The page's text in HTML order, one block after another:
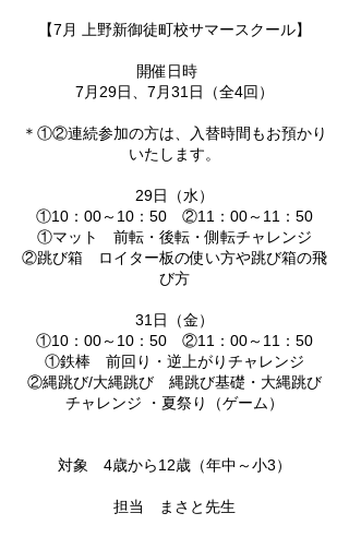
【​7月 上野新御徒町校サマースクール】
開催日時 ​
​7月​29日、​7月​31日（全​4回）
＊①②連続参加の方は、入替時間もお預かり
いたします。
​2​9日（​​水）
①10：00～10：50 ②11：00～11：50
①マット 前転・後転・側転チャレンジ
②跳び箱 ロイター板の使い方や跳び箱の飛
び方
​​31日（​金）
①10：00～10：50 ②11：00～11：50
①鉄棒 前回り・逆上がりチャレンジ
②縄跳び/大縄跳び 縄跳び基礎・大縄跳び
チャレンジ ・夏祭り（ゲーム）
対象 ​4歳から​12歳（年中～小​3）
​担当 ​まさと先生